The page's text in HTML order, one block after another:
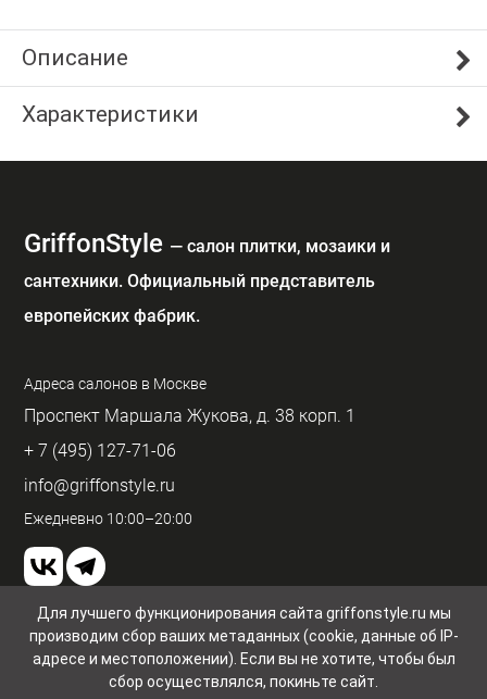
Описание
Характеристики
GriffonStyle — cалон плитки, мозаики и
сантехники. Официальный представитель
европейских фабрик.
Адреса салонов в Москве
Проспект Маршала Жукова, д. 38 корп. 1
+ 7 (495) 127-71-06
info@griffonstyle.ru
Ежедневно 10:00–20:00
© GriffonStyle 2026
Пользовательское соглашение и конфиденциальность
Для лучшего функционирования сайта griffonstyle.ru мы
производим сбор ваших метаданных (cookie, данные об IP-
адресе и местоположении). Если вы не хотите, чтобы был
сбор осуществлялся, покиньте сайт.